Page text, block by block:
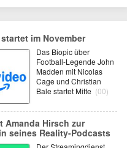
im November
Das Biopic über
Football-Legende John
Madden mit Nicolas
Cage und Christian
Bale startet Mitte (00)
Amanda Hirsch zur
seines Reality-Podcasts